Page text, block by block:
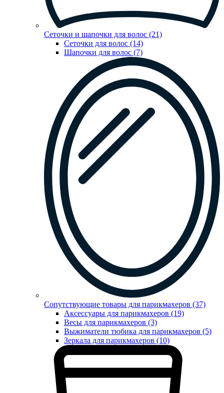
Сеточки и шапочки для волос (21)
Сеточки для волос (14)
Шапочки для волос (7)
Сопутствующие товары для парикмахеров (37)
Аксессуары для парикмахеров (19)
Весы для парикмахеров (3)
Выжиматели тюбика для парикмахеров (5)
Зеркала для парикмахеров (10)